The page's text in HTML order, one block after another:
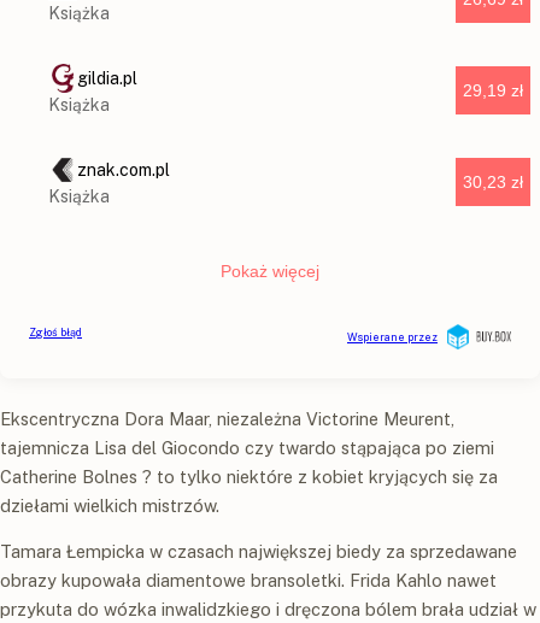
Ekscentryczna Dora Maar, niezależna Victorine Meurent,
tajemnicza Lisa del Giocondo czy twardo stąpająca po ziemi
Catherine Bolnes ? to tylko niektóre z kobiet kryjących się za
dziełami wielkich mistrzów.
Tamara Łempicka w czasach największej biedy za sprzedawane
obrazy kupowała diamentowe bransoletki. Frida Kahlo nawet
przykuta do wózka inwalidzkiego i dręczona bólem brała udział w